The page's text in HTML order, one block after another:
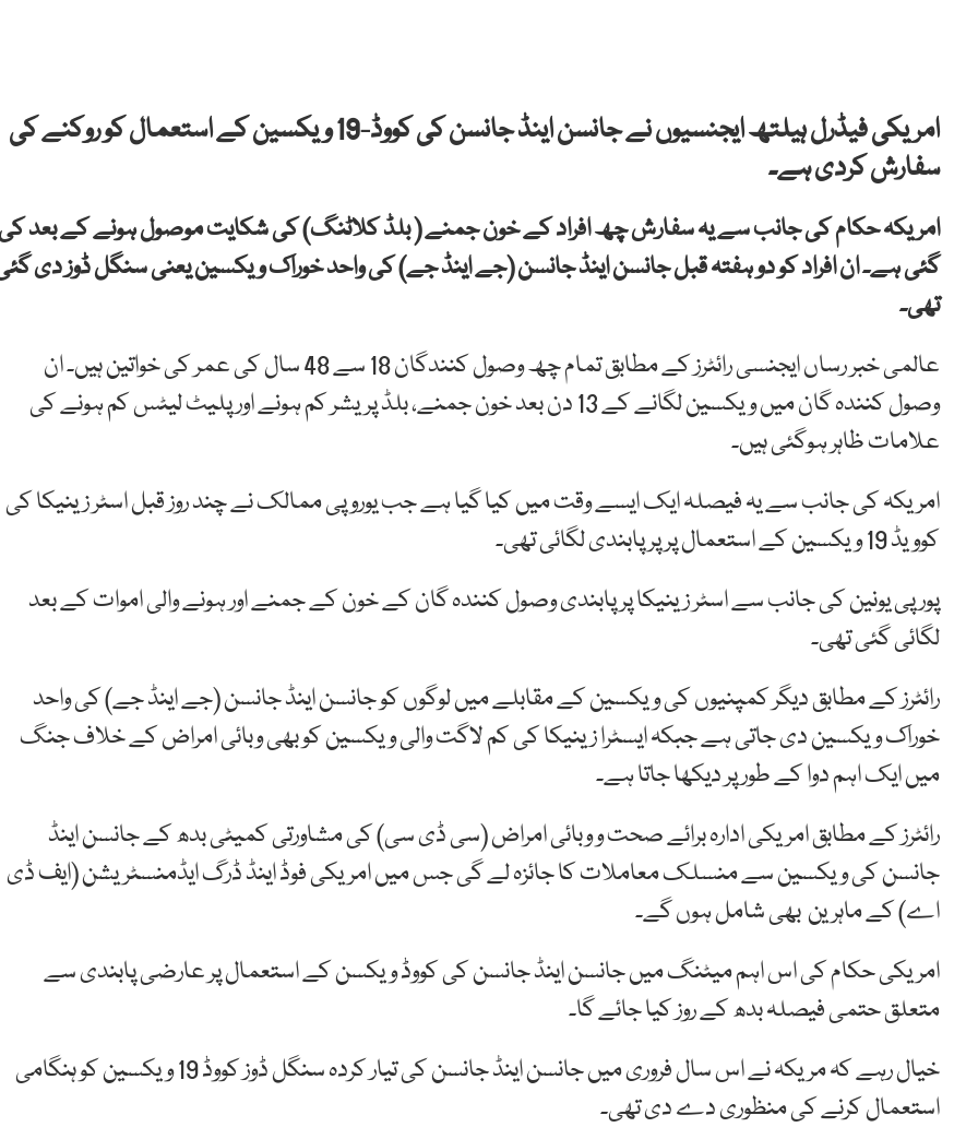
امریکی فیڈرل ہیلتھ ایجنسیوں نے جانسن اینڈ جانسن کی کووڈ-19 ویکسین کے استعمال کو روکنے کی
سفارش کردی ہے۔
امریکہ حکام کی جانب سے یہ سفارش چھ افراد کے خون جمنے ( بلڈ کلاٹنگ) کی شکایت موصول ہونے کے بعد
گئی ہے۔ ان افراد کو دو ہفتہ قبل جانسن اینڈ جانسن (جے اینڈ جے) کی واحد خوراک ویکسین یعنی سنگل ڈوز دی
تھی۔
عالمی خبر رساں ایجنسی رائٹرز کے مطابق تمام چھ وصول کنندگان 18 سے 48 سال کی عمر کی خواتین ہیں۔ ان
وصول کنندہ گان میں ویکسین لگانے کے 13 دن بعد خون جمنے، بلڈ پریشر کم ہونے اور پلیٹ لیٹس کم ہونے کی
علامات ظاہر ہوگئی ہیں۔
امریکہ کی جانب سے یہ فیصلہ ایک ایسے وقت میں کیا گیا ہے جب یوروپی ممالک نے چند روز قبل اسٹر زینیکا کی
کوویڈ 19 ویکسین کے استعمال پر پر پابندی لگائی تھی۔
پورپی یونین کی جانب سے اسٹر زینیکا پر پابندی وصول کنندہ گان کے خون کے جمنے اور ہونے والی اموات کے بعد
لگائی گئی تھی۔
رائٹرز کے مطابق دیگر کمپنیوں کی ویکسین کے مقابلے میں لوگوں کو جانسن اینڈ جانسن (جے اینڈ جے) کی واحد
خوراک ویکسین دی جاتی ہے جبکہ ایسٹرا زینیکا کی کم لاگت والی ویکسین کو بھی وبائی امراض کے خلاف جنگ
میں ایک اہم دوا کے طور پر دیکھا جاتا ہے۔
رائٹرز کے مطابق امریکی ادارہ برائے صحت و وبائی امراض (سی ڈی سی) کی مشاورتی کمیٹی بدھ کے جانسن اینڈ
جانسن کی ویکسین سے منسلک معاملات کا جائزہ لے گی جس میں امریکی فوڈ اینڈ ڈرگ ایڈمنسٹریشن (ایف ڈی
اے) کے ماہرین بھی شامل ہوں گے۔
امریکی حکام کی اس اہم میٹنگ میں جانسن اینڈ جانسن کی کووڈ ویکسن کے استعمال پر عارضی پابندی سے
متعلق حتمی فیصلہ بدھ کے روز کیا جائے گا۔
خیال رہے کہ مریکہ نے اس سال فروری میں جانسن اینڈ جانسن کی تیار کردہ سنگل ڈوز کووڈ 19 ویکسین کو ہنگامی
استعمال کرنے کی منظوری دے دی تھی۔